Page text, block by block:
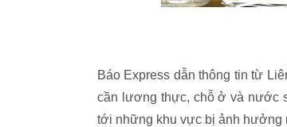
Báo Express dẫn thông tin từ
cần lương thực, chỗ ở và nước
tới những khu vực bị ảnh hưởng